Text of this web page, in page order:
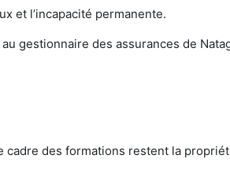
et l’incapacité permanente.
gestionnaire des assurances de
des formations restent la